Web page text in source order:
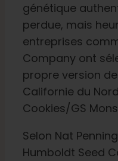
génétique
perdue, mais
entreprises
Company ont
propre version
Californie du
Cookies/GS
Selon Nat
Humboldt Seed